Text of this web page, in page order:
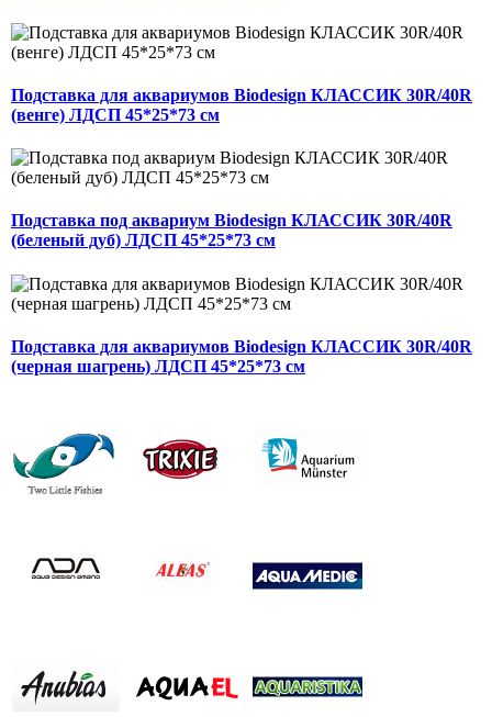
Подставка для аквариумов Biodesign КЛАССИК 30R/40R
(венге) ЛДСП 45*25*73 см
Подставка под аквариум Biodesign КЛАССИК 30R/40R
(беленый дуб) ЛДСП 45*25*73 см
Подставка для аквариумов Biodesign КЛАССИК 30R/40R
(черная шагрень) ЛДСП 45*25*73 см